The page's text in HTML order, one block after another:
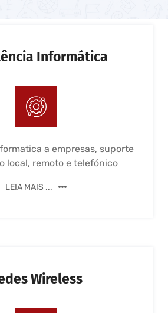
Informática
a empresas, suporte
local, remoto e telefónico
LEIA MAIS ...
Wireless